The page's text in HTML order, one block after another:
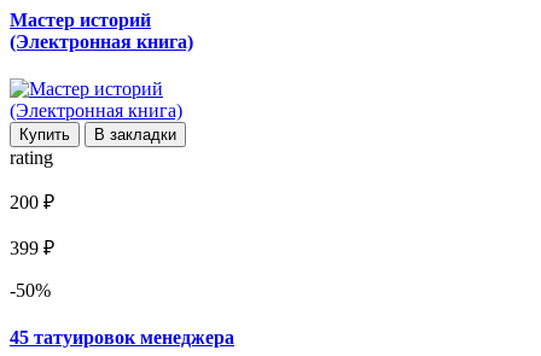
Мастер историй
(Электронная книга)
Купить В закладки
rating
200 ₽
399 ₽
-50%
45 татуировок менеджера